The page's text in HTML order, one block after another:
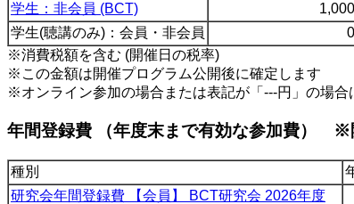
学生：非会員 (BCT)
学生(聴講のみ)：会員・非会員
※消費税額を含む (開催日の税率)
※この金額は開催プログラム公開後に確定します
※オンライン参加の場合または表記が「---円」の場合
年間登録費 （年度末まで有効な参加費） ※
種別
研究会年間登録費 【会員】 BCT研究会 2026年度